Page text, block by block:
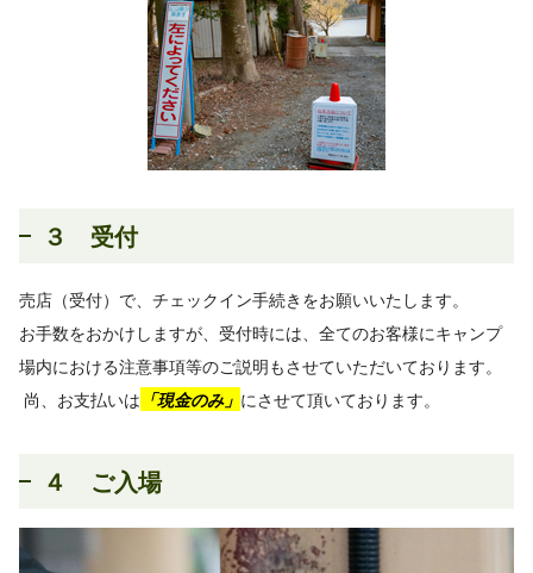
３ 受付
売店（受付）で、チェックイン手続きをお願いいたします。
お手数をおかけしますが、受付時には、全てのお客様にキャンプ
場内における注意事項等のご説明もさせていただいております。
尚、お支払いは 「現金のみ」 にさせて頂いております。
４ ご入場